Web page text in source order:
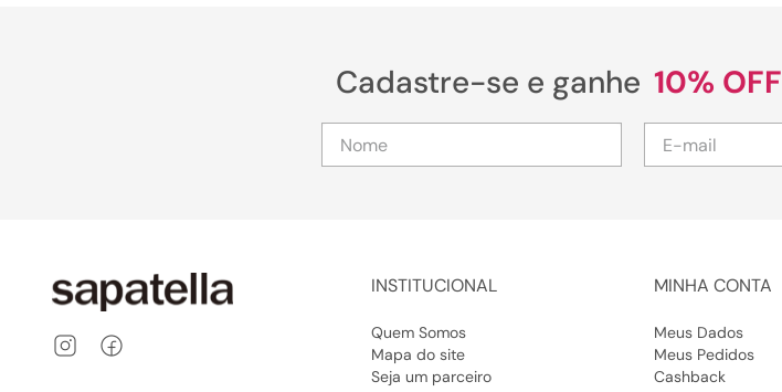
Cadastre-se e ganhe 10% OFF
INSTITUCIONAL
Quem Somos
Mapa do site
Seja um parceiro
MINHA CONTA
Meus Dados
Meus Pedidos
Cashback